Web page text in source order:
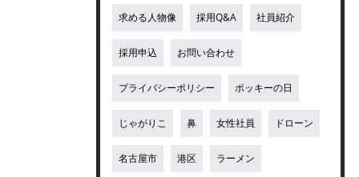
求める人物像 採用Q&A 社員紹介
採用申込 お問い合わせ
プライバシーポリシー ポッキーの日
じゃがりこ 鼻 女性社員 ドローン
名古屋市 港区 ラーメン